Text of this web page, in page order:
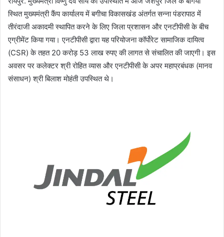
स्थित मुख्यमंत्री कैंप कार्यालय में बगीचा विकासखंड अंतर्गत सन्ना पंडरापाठ में
तीरंदाजी अकादमी स्थापित करने के लिए जिला प्रशासन और एनटीपीसी के बीच
एग्रीमेंट किया गया। एनटीपीसी द्वारा यह परियोजना कॉर्पोरेट सामाजिक दायित्व
(CSR) के तहत 20 करोड़ 53 लाख रुपए की लागत से संचालित की जाएगी। इस
अवसर पर कलेक्टर श्री रोहित व्यास और एनटीपीसी के अपर महाप्रबंधक (मानव
संसाधन) श्री बिलाश मोहंती उपस्थित थे।